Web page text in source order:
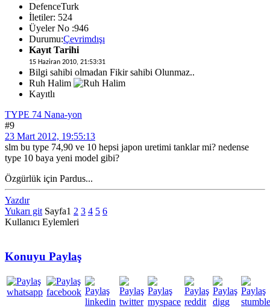
DefenceTurk
İletiler: 524
Üyeler No :946
Durumu:Çevrimdışı
Kayıt Tarihi
15 Haziran 2010, 21:53:31
Bilgi sahibi olmadan Fikir sahibi Olunmaz..
Ruh Halim
Kayıtlı
TYPE 74 Nana-yon
#9
23 Mart 2012, 19:55:13
slm bu type 74,90 ve 10 hepsi japon uretimi tanklar mi? nedense
type 10 baya yeni model gibi?
Özgürlük için Pardus...
Yazdır
Yukarı git Sayfa1 2 3 4 5 6
Kullanıcı Eylemleri
Konuyu Paylaş